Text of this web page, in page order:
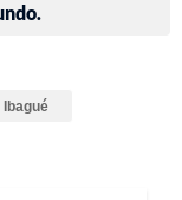
Ibagué